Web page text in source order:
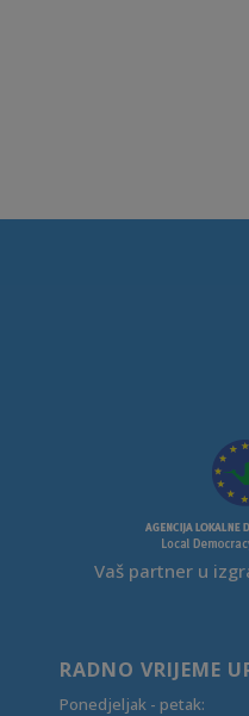
Vaš partner u
RADNO VRIJEME
Ponedjeljak - petak: